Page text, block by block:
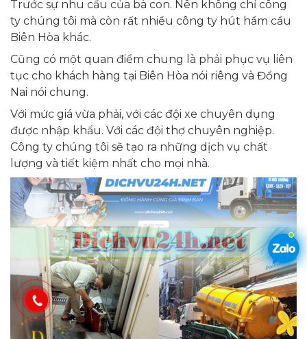
Trước sự nhu cầu của bà con. Nên không chỉ công
ty chúng tôi mà còn rất nhiều công ty hút hầm cầu
Biên Hòa khác.
Cũng có một quan điểm chung là phải phục vụ liên
tục cho khách hàng tại Biên Hòa nói riêng và Đồng
Nai nói chung.
Với mức giá vừa phải, với các đội xe chuyên dụng
được nhập khẩu. Với các đội thợ chuyên nghiệp.
Công ty chúng tôi sẽ tạo ra những dịch vụ chất
lượng và tiết kiệm nhất cho mọi nhà.